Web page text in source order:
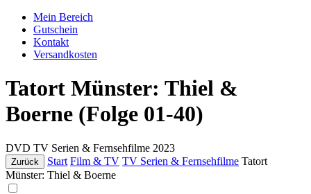
Mein Bereich
Gutschein
Kontakt
Versandkosten
Tatort Münster: Thiel &
Boerne (Folge 01-40)
DVD TV Serien & Fernsehfilme 2023
Zurück Start Film & TV TV Serien & Fernsehfilme Tatort
Münster: Thiel & Boerne